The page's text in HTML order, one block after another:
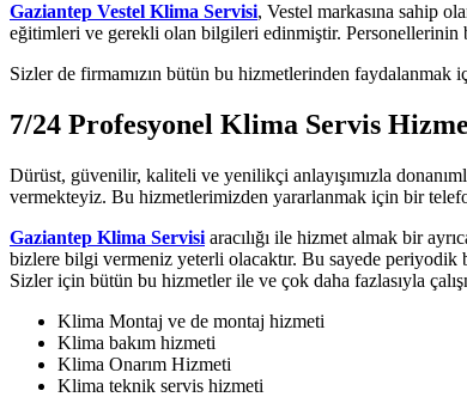
Gaziantep Vestel Klima Servisi, Vestel markasına sahip
eğitimleri ve gerekli olan bilgileri edinmiştir. Personellerinin
Sizler de firmamızın bütün bu hizmetlerinden
7/24 Profesyonel Klima Servis
Dürüst, güvenilir, kaliteli ve yenilikçi anlayışımızla
vermekteyiz. Bu hizmetlerimizden yararlanmak için bir
Gaziantep Klima Servisi aracılığı ile hizmet almak bir
bizlere bilgi vermeniz yeterli olacaktır. Bu sayede periyodik
Sizler için bütün bu hizmetler ile ve çok daha fazlasıyla
Klima Montaj ve de montaj hizmeti
Klima bakım hizmeti
Klima Onarım Hizmeti
Klima teknik servis hizmeti